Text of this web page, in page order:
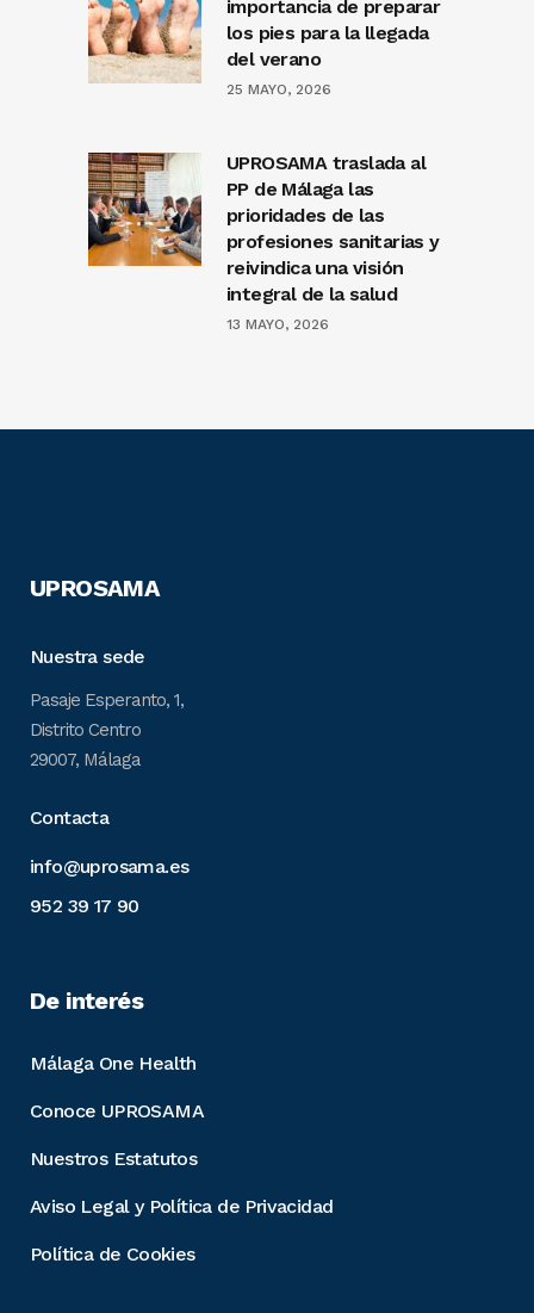
importancia de preparar
los pies para la llegada
del verano
25 MAYO, 2026
UPROSAMA traslada al
PP de Málaga las
prioridades de las
profesiones sanitarias y
reivindica una visión
integral de la salud
13 MAYO, 2026
UPROSAMA
Nuestra sede
Pasaje Esperanto, 1,
Distrito Centro
29007, Málaga
Contacta
info@uprosama.es
952 39 17 90
De interés
Málaga One Health
Conoce UPROSAMA
Nuestros Estatutos
Aviso Legal y Política de Privacidad
Política de Cookies